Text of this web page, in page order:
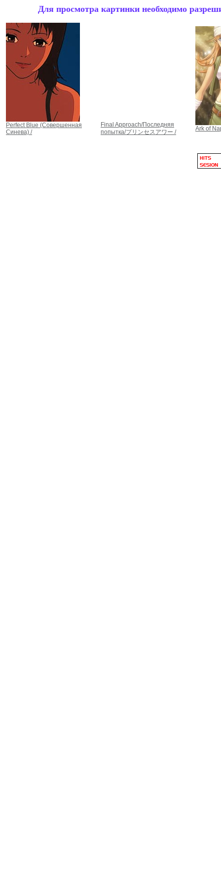
Для просмотра картинки необходимо
Perfect Blue (Совершенная
Синева) /
Final Approach/Последняя
попытка/プリンセスアワー /
Ark of